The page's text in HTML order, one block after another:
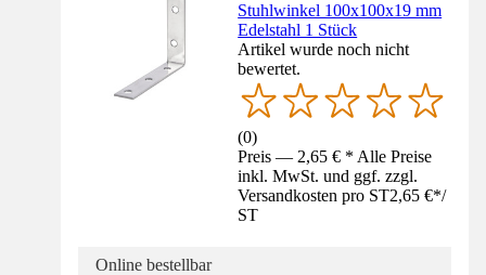
Stuhlwinkel 100x100x19 mm
Edelstahl 1 Stück
Artikel wurde noch nicht
bewertet.
(0)
Preis — 2,65 € * Alle Preise
inkl. MwSt. und ggf. zzgl.
Versandkosten pro ST2,65 €*/
ST
Online bestellbar